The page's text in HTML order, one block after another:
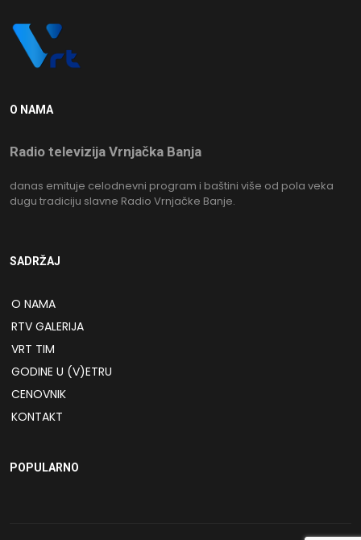
O NAMA
Radio televizija Vrnjačka Banja
danas emituje celodnevni program i baštini više od pola veka
dugu tradiciju slavne Radio Vrnjačke Banje.
SADRŽAJ
O NAMA
RTV GALERIJA
VRT TIM
GODINE U (V)ETRU
CENOVNIK
KONTAKT
POPULARNO